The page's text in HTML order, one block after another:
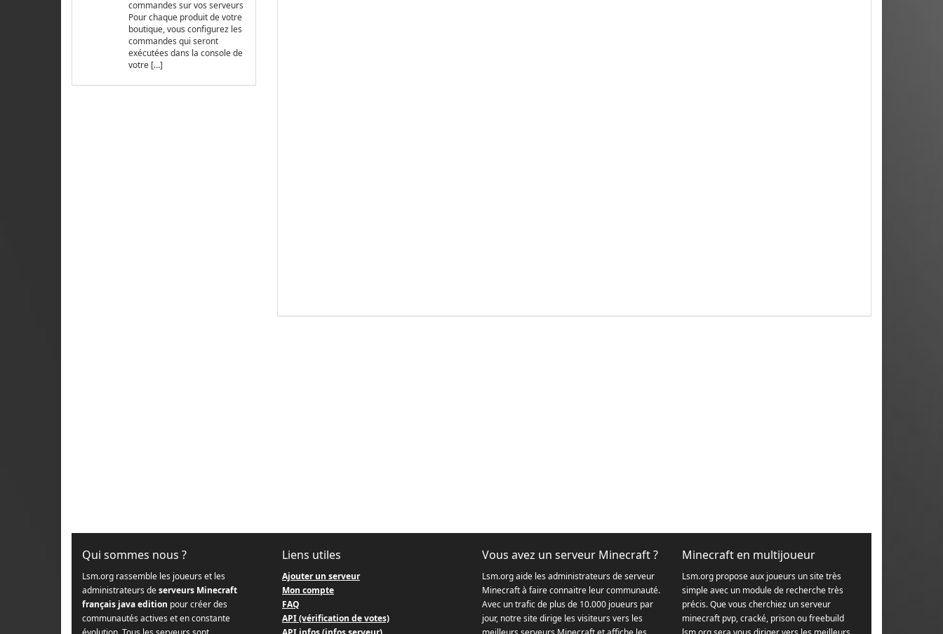
commandes sur vos serveurs
Pour chaque produit de votre
boutique, vous configurez les
commandes qui seront
exécutées dans la console de
votre […]
Qui sommes nous ?
Lsm.org rassemble les joueurs et les
administrateurs deserveurs Minecraft
français java edition pour créer des
communautés actives et en constante
Liens utiles
Ajouter un serveur
Mon compte
FAQ
API (vérification de votes)
Vous avez un serveur Minecraft ?
Lsm.org aide les administrateurs de serveur
Minecraft à faire connaitre leur communauté.
Avec un trafic de plus de 10.000 joueurs par
jour, notre site dirige les visiteurs vers les
Minecraft en multijoueur
Lsm.org propose aux joueurs un site très
simple avec un module de recherche très
précis. Que vous cherchiez un serveur
minecraft pvp, cracké, prison ou freebuild